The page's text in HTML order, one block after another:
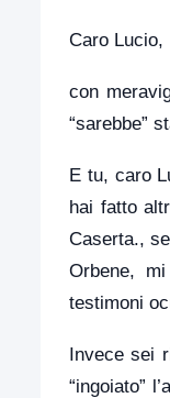
Caro Lucio,
con
“sarebbe”
E tu, caro
hai fatto
Caserta.,
Orbene,
testimoni
Invece sei
“ingoiato”